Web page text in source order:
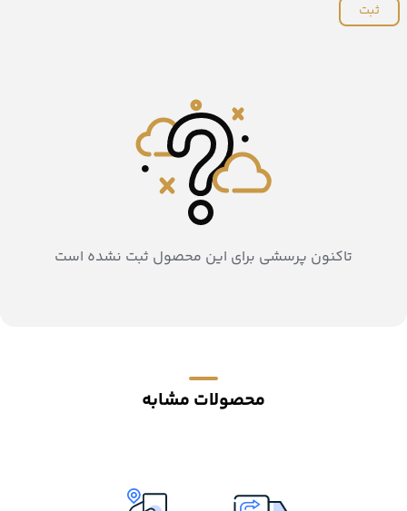
ثبت
تاکنون پرسشی برای این محصول ثبت نشده است
محصولات مشابه